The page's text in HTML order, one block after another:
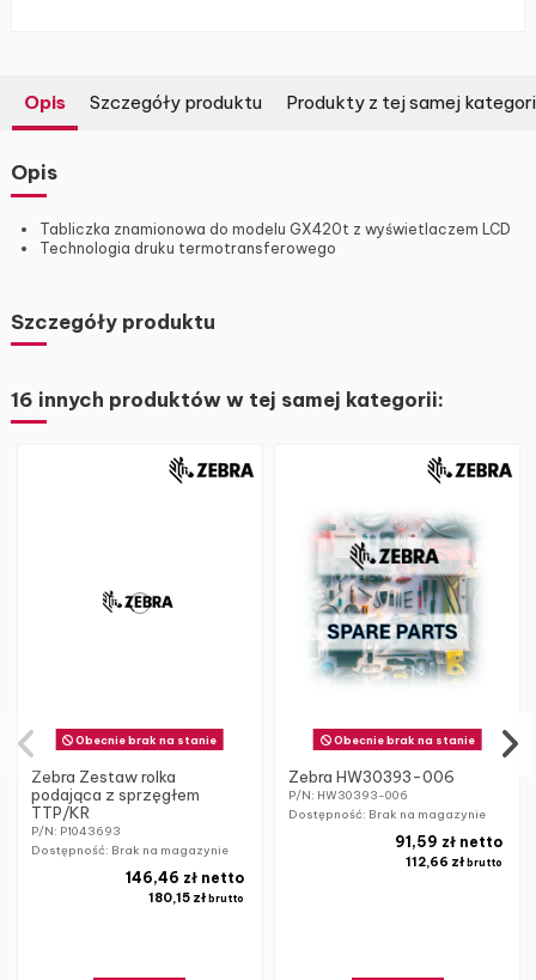
Opis Szczegóły produktu Produkty z tej samej
Opis
Tabliczka znamionowa do modelu GX420t z wyświetlaczem LCD
Technologia druku termotransferowego
Szczegóły produktu
16 innych produktów w tej samej kategorii:
Obecnie brak na stanie
Zebra Zestaw rolka
podająca z sprzęgłem
TTP/KR
P/N: P1043693
Dostępność: Brak na magazynie
180,15 złbrutto
146,46 zł netto
Obecnie brak na stanie
Zebra HW30393-006
P/N: HW30393-006
Dostępność: Brak na magazynie
112,66 zł brutto
91,59 zł netto